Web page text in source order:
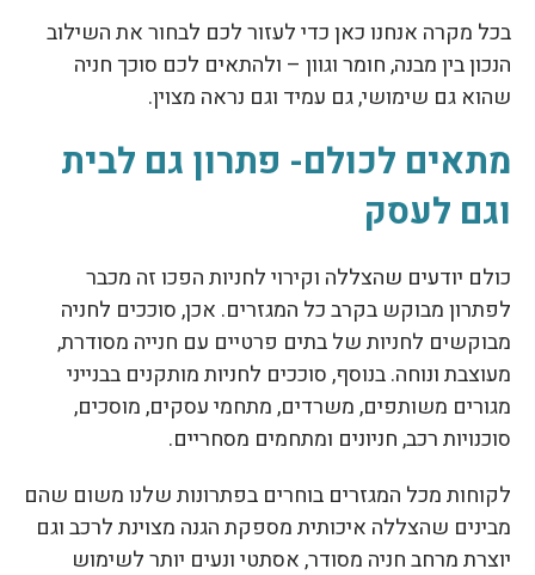
בכל מקרה אנחנו כאן כדי לעזור לכם לבחור את השילוב
הנכון בין מבנה, חומר וגוון – ולהתאים לכם סוכך חניה
שהוא גם שימושי, גם עמיד וגם נראה מצוין.
מתאים לכולם- פתרון גם לבית
וגם לעסק
כולם יודעים שהצללה וקירוי לחניות הפכו זה מכבר
לפתרון מבוקש בקרב כל המגזרים. אכן, סוככים לחניה
מבוקשים לחניות של בתים פרטיים עם חנייה מסודרת,
מעוצבת ונוחה. בנוסף, סוככים לחניות מותקנים בבנייני
מגורים משותפים, משרדים, מתחמי עסקים, מוסכים,
סוכנויות רכב, חניונים ומתחמים מסחריים.
לקוחות מכל המגזרים בוחרים בפתרונות שלנו משום שהם
מבינים שהצללה איכותית מספקת הגנה מצוינת לרכב וגם
יוצרת מרחב חניה מסודר, אסתטי ונעים יותר לשימוש